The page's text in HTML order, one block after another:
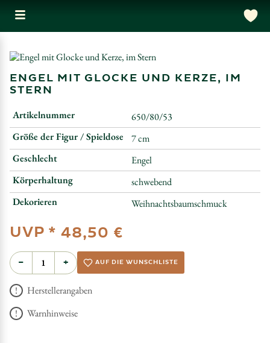
ENGEL MIT GLOCKE UND KERZE, IM
STERN
Artikelnummer
650/80/53
Größe der Figur / Spieldose
7 cm
Geschlecht
Engel
Körperhaltung
schwebend
Dekorieren
Weihnachtsbaumschmuck
UVP * 48,50 €
− + AUF DIE WUNSCHLISTE
Herstellerangaben
Warnhinweise